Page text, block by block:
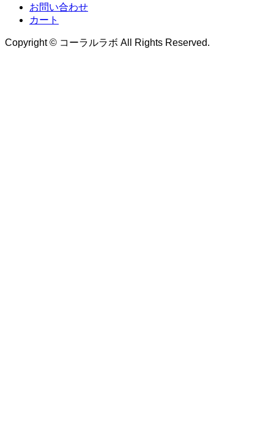
お問い合わせ
カート
Copyright © コーラルラボ All Rights Reserved.